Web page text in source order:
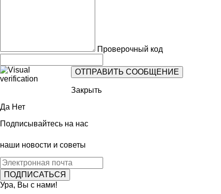
Проверочный код
Закрыть
Да Нет
Подписывайтесь на нас
наши новости и советы
Ура, Вы с нами!